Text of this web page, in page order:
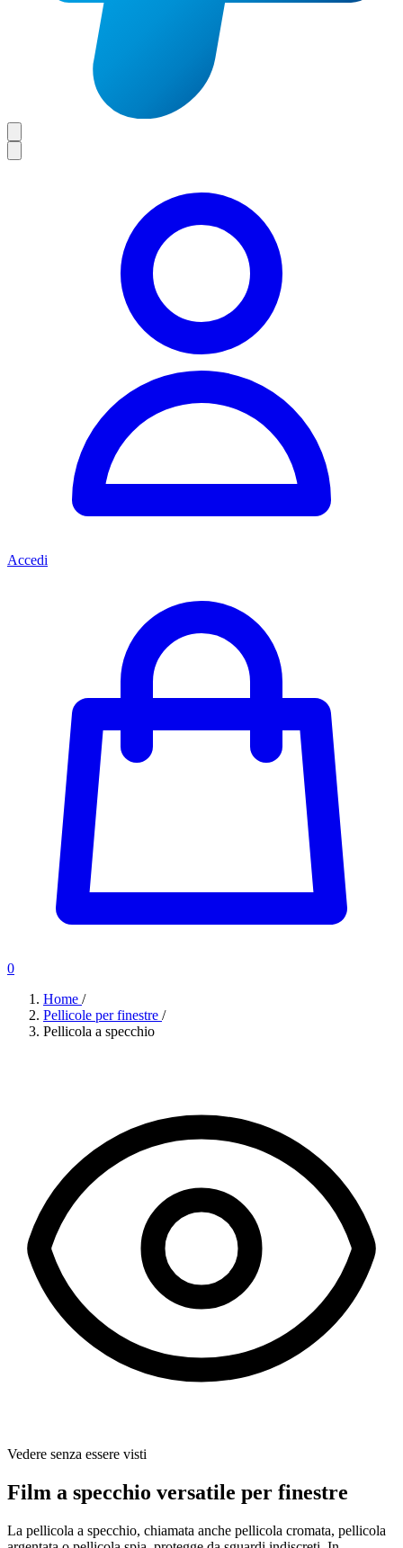
Accedi
0
Home /
Pellicole per finestre /
Pellicola a specchio
Vedere senza essere visti
Film a specchio versatile per finestre
La pellicola a specchio, chiamata anche pellicola cromata, pellicola